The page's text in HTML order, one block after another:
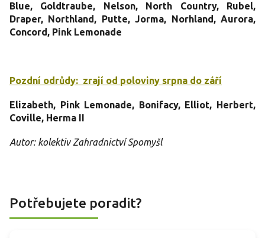
Blue, Goldtraube, Nelson, North Country,Rubel,
Draper, Northland, Putte, Jorma, Norhland, Aurora,
Concord, Pink Lemonade
Pozdní odrůdy: zrají od poloviny srpna do září
Elizabeth, Pink Lemonade, Bonifacy, Elliot, Herbert,
Coville, Herma II
Autor: kolektiv Zahradnictví Spomyšl
Potřebujete poradit?